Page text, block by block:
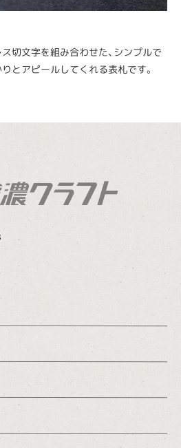
切文字を組み合わせた、シンプルで
とアピールしてくれる表札です。